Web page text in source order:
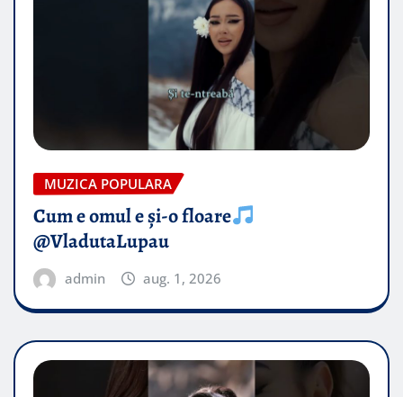
MUZICA POPULARA
Cum e omul e și-o floare
@VladutaLupau
admin aug. 1, 2026